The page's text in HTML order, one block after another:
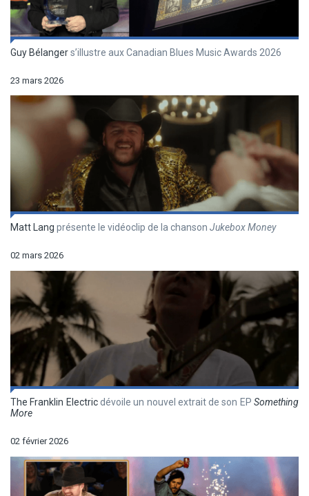
Guy Bélangers’illustre aux Canadian Blues Music Awards 2026
23 mars 2026
Matt Lang présente le vidéoclip de la chanson Jukebox Money
02 mars 2026
The Franklin Electricdévoile un nouvel extrait de son EPSomething
More
02 février 2026